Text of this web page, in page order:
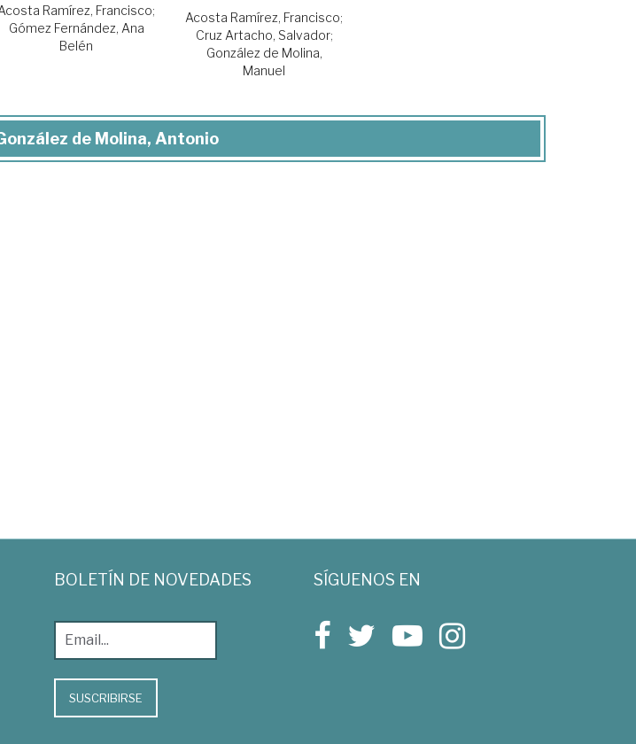
Ramírez, Francisco;
Gómez Fernández, Ana
Belén
Acosta Ramírez, Francisco;
Cruz Artacho, Salvador;
González de Molina,
Manuel
de Molina, Antonio
BOLETÍN DE NOVEDADES
SUSCRIBIRSE
SÍGUENOS EN